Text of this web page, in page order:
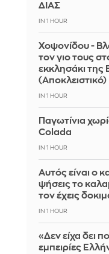
ΔΙΑΣ
IN 1 HOUR
Χοψονίδου -
τον γιο τους
εκκλησάκι της
(Αποκλειστικό)
IN 1 HOUR
Παγωτίνια
Colada
IN 1 HOUR
Αυτός είναι ο
ψήσεις το
τον έχεις
IN 1 HOUR
«Δεν είχα δει
εμπειρίες